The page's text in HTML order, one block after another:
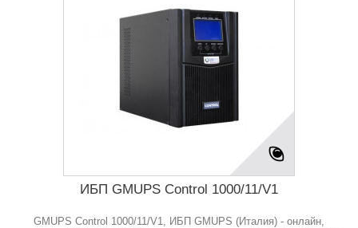
ИБП GMUPS Control 1000/11/V1
GMUPS Control 1000/11/V1, ИБП GMUPS (Италия) - онлайн,